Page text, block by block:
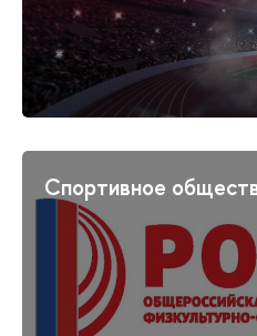
Спортивное